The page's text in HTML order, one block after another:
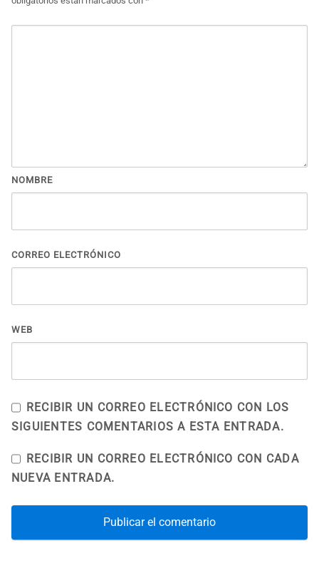
NOMBRE
CORREO ELECTRÓNICO
WEB
RECIBIR UN CORREO ELECTRÓNICO CON LOS
SIGUIENTES COMENTARIOS A ESTA ENTRADA.
RECIBIR UN CORREO ELECTRÓNICO CON CADA
NUEVA ENTRADA.